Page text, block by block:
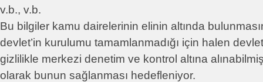
v.b., v.b.
Bu bilgiler kamu dairelerinin elinin altında
devlet’in kurulumu tamamlanmadığı için halen
gizlilikle merkezi denetim ve kontrol altına
olarak bunun sağlanması hedefleniyor.